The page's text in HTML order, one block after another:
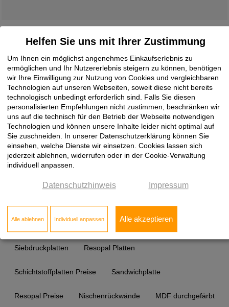
Dies könnte Sie auch interessieren
Verbundplatte Holz Weichfaserplatte
Tischlerplatte weiß beschichtet
Tischlerplatte Eiche furniert Tischlerplatte Preis
Pappelsperrholz Seekieferplatten Industriesperrholz
Multiplexplatte Buchensperrholz
Furnierte Spanplatten nach Maß Spanplatten
Siebdruckplatten Resopal Platten
Schichtstoffplatten Preise Sandwichplatte
Resopal Preise Nischenrückwände MDF durchgefärbt
Helfen Sie uns mit Ihrer Zustimmung
Um Ihnen ein möglichst angenehmes Einkaufserlebnis zu
ermöglichen und Ihr Nutzererlebnis steigern zu können, benötigen
wir Ihre Einwilligung zur Nutzung von Cookies und vergleichbaren
Technologien auf unseren Webseiten, soweit diese nicht bereits
technologisch unbedingt erforderlich sind. Falls Sie diesen
personalisierten Empfehlungen nicht zustimmen, beschränken wir
uns auf die technisch für den Betrieb der Webseite notwendigen
Technologien und können unsere Inhalte leider nicht optimal auf
Sie zuschneiden. In unserer Datenschutzerklärung können Sie
einsehen, welche Dienste wir einsetzen. Cookies lassen sich
jederzeit ablehnen, widerrufen oder in der Cookie-Verwaltung
individuell anpassen.
Datenschutzhinweis Impressum
Alle ablehnen Individuell anpassen Alle akzeptieren